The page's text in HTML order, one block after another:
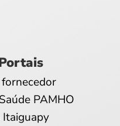
PAMHO
Itaiguapy